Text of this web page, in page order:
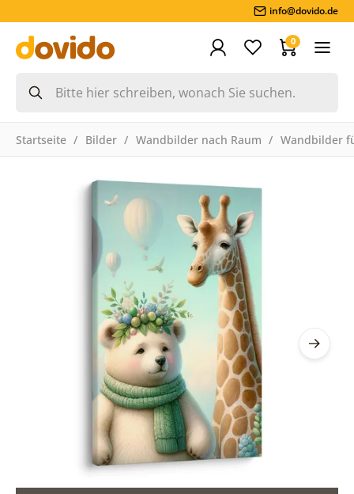
info@dovido.de
0
Startseite Bilder Wandbilder nach Raum Wandbilder